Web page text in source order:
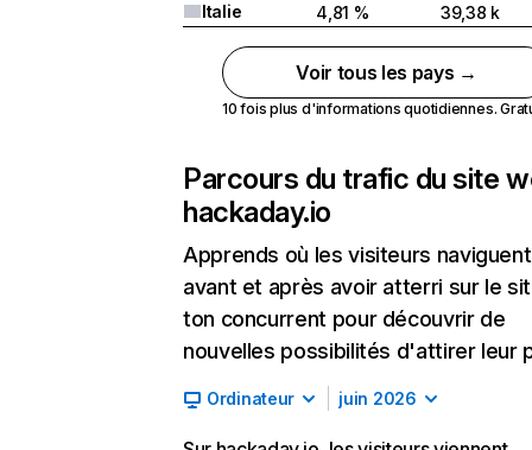
Italie
4,81 % 39,38 k
Voir tous les pays →
10 fois plus d'informations quotidiennes.
Parcours du trafic du site
hackaday.io
Apprends où les visiteurs naviguent
avant et après avoir atterri sur le
ton concurrent pour découvrir de
nouvelles possibilités d'attirer leur
Ordinateur juin 2026